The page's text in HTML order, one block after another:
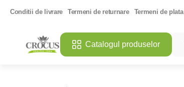
Conditii de livrare Termeni de returnare Termeni de plata
Catalogul produselor